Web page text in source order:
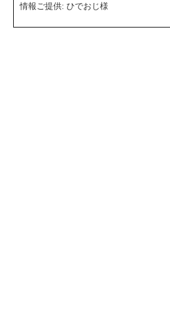
情報ご提供: ひでおじ様